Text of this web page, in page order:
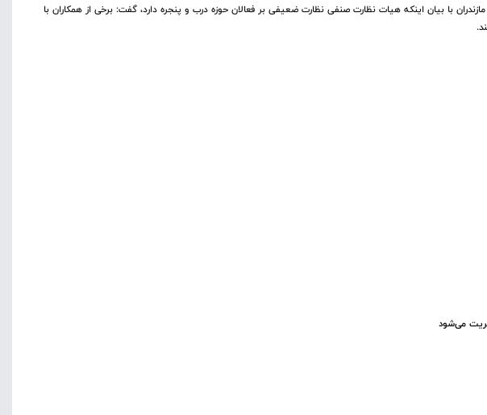
با بیان اینکه هیات نظارت صنفی نظارت ضعیفی بر فعالان حوزه درب و پنجره دارد، گفت: برخی از همکاران با
می‌شود